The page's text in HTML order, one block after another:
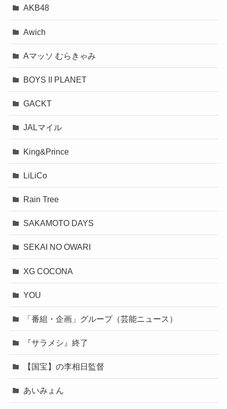
AKB48
Awich
Aマッソ むらきゃみ
BOYS II PLANET
GACKT
JALマイル
King&Prince
LiLiCo
Rain Tree
SAKAMOTO DAYS
SEKAI NO OWARI
XG COCONA
YOU
「番組・企画」グループ（芸能ニュース）
『サラメシ』終了
【国宝】の李相日監督
あいみょん